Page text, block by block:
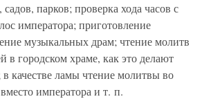
парков; проверка хода часов с
императора; приготовление
музыкальных драм; чтение молитв
в городском храме, как это делают
в качестве ламы чтение молитвы во
императора и т. п.